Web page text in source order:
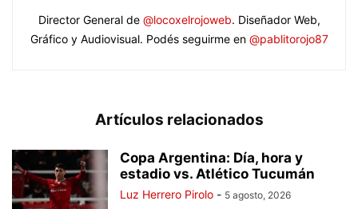
Director General de @locoxelrojoweb. Diseñador Web,
Gráfico y Audiovisual. Podés seguirme en @pablitorojo87
Artículos relacionados
Copa Argentina: Día, hora y
estadio vs. Atlético Tucumán
Luz Herrero Pirolo - 5 agosto, 2026